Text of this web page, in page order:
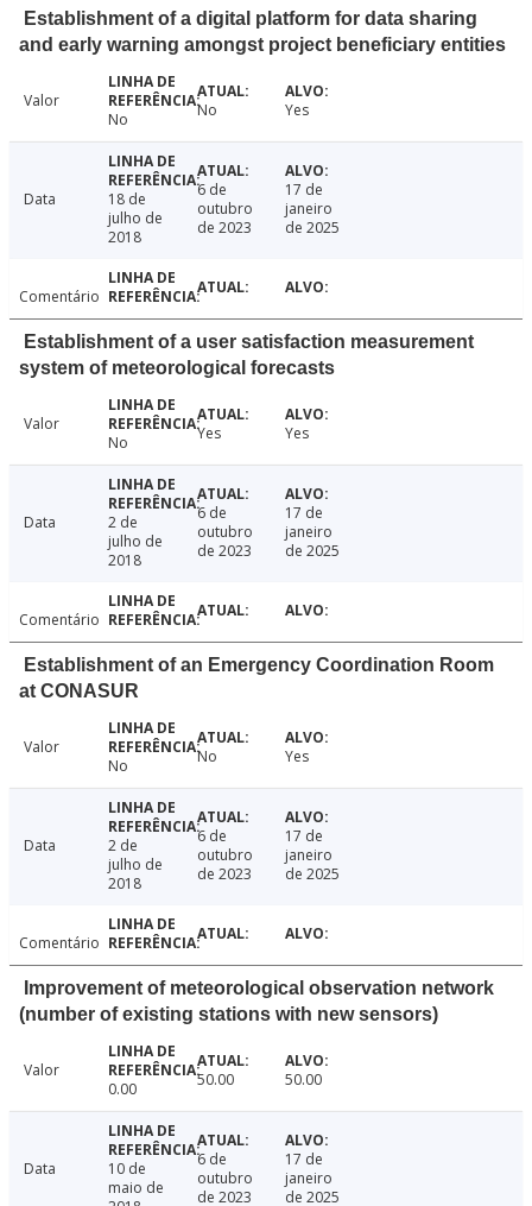
Establishment of a digital platform for data sharing
and early warning amongst project beneficiary entities
Valor
No
No Yes
Data
18 de
julho de
2018
6 de
outubro
de 2023
17 de
janeiro
de 2025
Comentário
Establishment of a user satisfaction measurement
system of meteorological forecasts
Valor
No
Yes Yes
Data
2 de
julho de
2018
6 de
outubro
de 2023
17 de
janeiro
de 2025
Comentário
Establishment of an Emergency Coordination Room
at CONASUR
Valor
No
No Yes
Data
2 de
julho de
2018
6 de
outubro
de 2023
17 de
janeiro
de 2025
Comentário
Improvement of meteorological observation network
(number of existing stations with new sensors)
Valor
0.00
50.00 50.00
Data
10 de
maio de
6 de
outubro
de 2023
17 de
janeiro
de 2025